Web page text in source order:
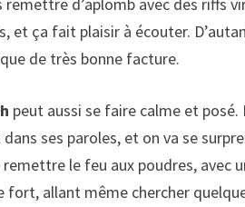
et ça fait plaisir à écouter.
de très bonne facture.
peut aussi se faire calme et
ses paroles, et on va se
remettre le feu aux poudres, avec
fort, allant même chercher